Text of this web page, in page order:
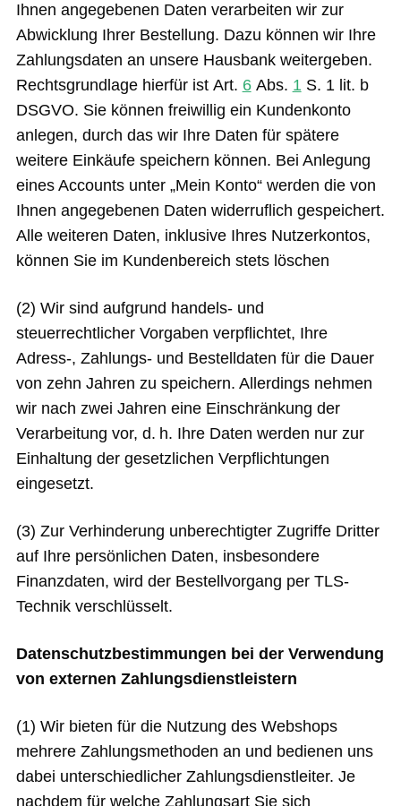
Ihnen angegebenen Daten verarbeiten wir zur
Abwicklung Ihrer Bestellung. Dazu können wir Ihre
Zahlungsdaten an unsere Hausbank weitergeben.
Rechtsgrundlage hierfür ist Art. 6Abs. 1S. 1 lit. b
DSGVO. Sie können freiwillig ein Kundenkonto
anlegen, durch das wir Ihre Daten für spätere
weitere Einkäufe speichern können. Bei Anlegung
eines Accounts unter „Mein Konto“ werden die von
Ihnen angegebenen Daten widerruflich gespeichert.
Alle weiteren Daten, inklusive Ihres Nutzerkontos,
können Sie im Kundenbereich stets löschen
(2) Wir sind aufgrund handels- und
steuerrechtlicher Vorgaben verpflichtet, Ihre
Adress-, Zahlungs- und Bestelldaten für die Dauer
von zehn Jahren zu speichern. Allerdings nehmen
wir nach zwei Jahren eine Einschränkung der
Verarbeitung vor, d. h. Ihre Daten werden nur zur
Einhaltung der gesetzlichen Verpflichtungen
eingesetzt.
(3) Zur Verhinderung unberechtigter Zugriffe Dritter
auf Ihre persönlichen Daten, insbesondere
Finanzdaten, wird der Bestellvorgang per TLS-
Technik verschlüsselt.
Datenschutzbestimmungen bei der Verwendung
von externen Zahlungsdienstleistern
(1) Wir bieten für die Nutzung des Webshops
mehrere Zahlungsmethoden an und bedienen uns
dabei unterschiedlicher Zahlungsdienstleiter. Je
nachdem für welche Zahlungsart Sie sich